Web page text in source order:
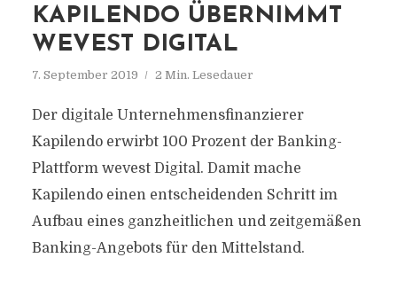
KAPILENDO ÜBERNIMMT
WEVEST DIGITAL
7. September 2019 2 Min. Lesedauer
Der digitale Unternehmensfinanzierer
Kapilendo erwirbt 100 Prozent der Banking-
Plattform wevest Digital. Damit mache
Kapilendo einen entscheidenden Schritt im
Aufbau eines ganzheitlichen und zeitgemäßen
Banking-Angebots für den Mittelstand.